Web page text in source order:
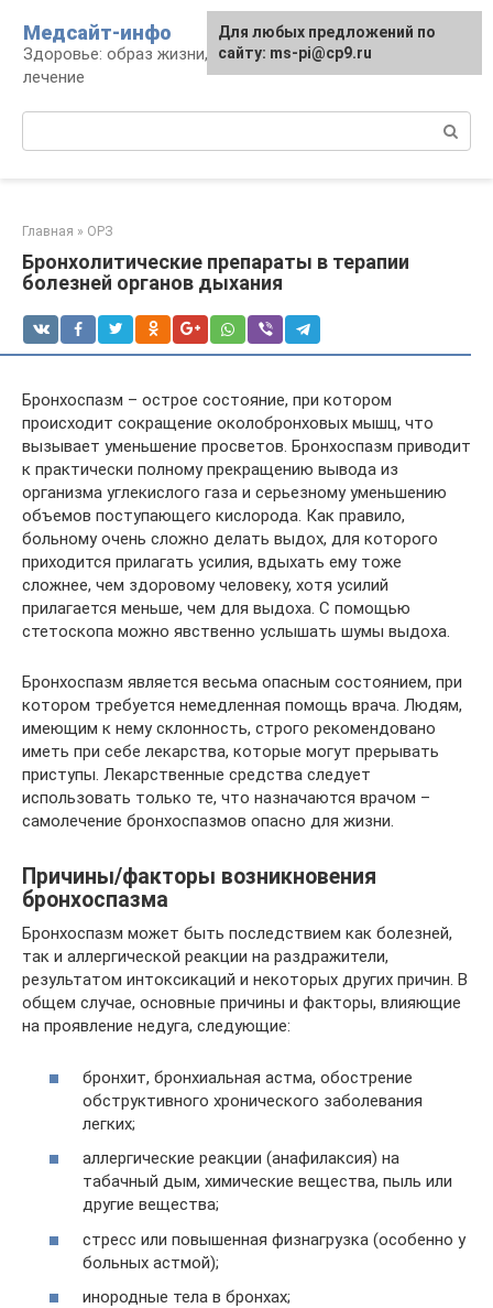
контенту
Медсайт-инфо
Здоровье: образ жизни, профилактика и
лечение
Главная » ОРЗ
Бронхолитические препараты в терапии
болезней органов дыхания
Бронхоспазм – острое состояние, при котором
происходит сокращение околобронховых мышц, что
вызывает уменьшение просветов. Бронхоспазм приводит
к практически полному прекращению вывода из
организма углекислого газа и серьезному уменьшению
объемов поступающего кислорода. Как правило,
больному очень сложно делать выдох, для которого
приходится прилагать усилия, вдыхать ему тоже
сложнее, чем здоровому человеку, хотя усилий
прилагается меньше, чем для выдоха. С помощью
стетоскопа можно явственно услышать шумы выдоха.
Бронхоспазм является весьма опасным состоянием, при
котором требуется немедленная помощь врача. Людям,
имеющим к нему склонность, строго рекомендовано
иметь при себе лекарства, которые могут прерывать
приступы. Лекарственные средства следует
использовать только те, что назначаются врачом –
самолечение бронхоспазмов опасно для жизни.
Причины/факторы возникновения
бронхоспазма
Бронхоспазм может быть последствием как болезней,
так и аллергической реакции на раздражители,
результатом интоксикаций и некоторых других причин. В
общем случае, основные причины и факторы, влияющие
на проявление недуга, следующие:
бронхит, бронхиальная астма, обострение
обструктивного хронического заболевания
легких;
аллергические реакции (анафилаксия) на
табачный дым, химические вещества, пыль или
другие вещества;
стресс или повышенная физнагрузка (особенно у
больных астмой);
инородные тела в бронхах;
Для любых предложений по
сайту: ms-pi@cp9.ru